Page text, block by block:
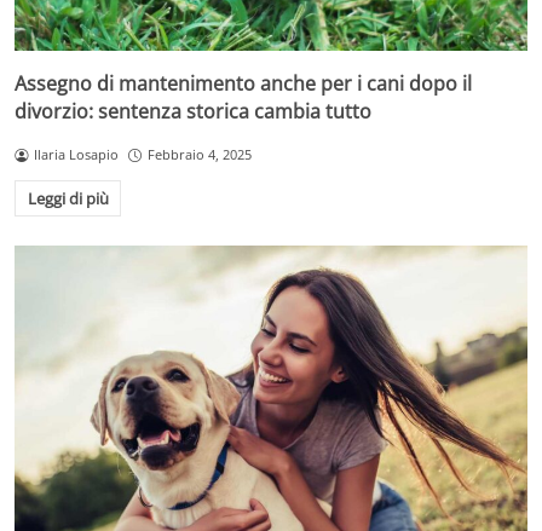
Assegno di mantenimento anche per i cani dopo il
divorzio: sentenza storica cambia tutto
Ilaria Losapio Febbraio 4, 2025
Leggi di più